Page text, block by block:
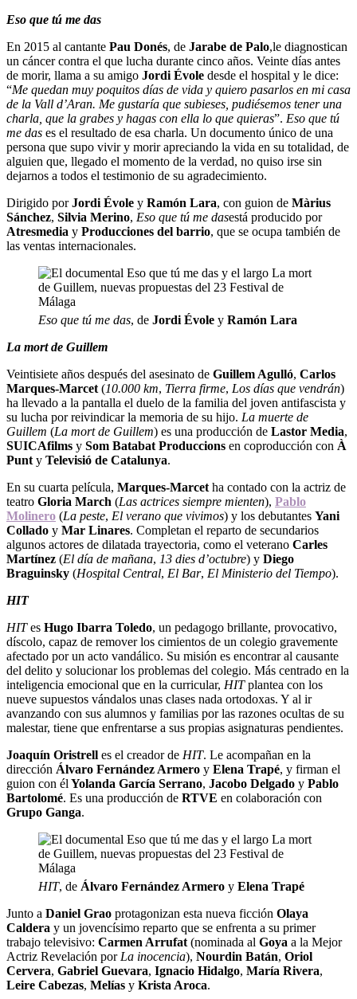
Eso que tú me das
En 2015 al cantante Pau Donés, de Jarabe de Palo,le diagnostican
un cáncer contra el que lucha durante cinco años. Veinte días antes
de morir, llama a su amigo Jordi Évole desde el hospital y le dice:
“Me quedan muy poquitos días de vida y quiero pasarlos en mi casa
de la Vall d’Aran. Me gustaría que subieses, pudiésemos tener una
charla, que la grabes y hagas con ella lo que quieras”. Eso que tú
me das es el resultado de esa charla. Un documento único de una
persona que supo vivir y morir apreciando la vida en su totalidad, de
alguien que, llegado el momento de la verdad, no quiso irse sin
dejarnos a todos el testimonio de su agradecimiento.
Dirigido porJordi Évole y Ramón Lara, con guion de Màrius
Sánchez, Silvia Merino, Eso que tú me dasestá producido por
Atresmedia y Producciones del barrio, que se ocupa también de
las ventas internacionales.
Eso que tú me das, de Jordi Évole y Ramón Lara
La mort de Guillem
Veintisiete años después del asesinato de Guillem Agulló, Carlos
Marques-Marcet (10.000 km, Tierra firme, Los días que vendrán)
ha llevado a la pantalla el duelo de la familia del joven antifascista y
su lucha por reivindicar la memoria de su hijo. La muerte de
Guillem (La mort de Guillem) es una producción de Lastor Media,
SUICAfilms y Som Batabat Produccions en coproducción con À
Punt y Televisió de Catalunya.
En su cuarta película, Marques-Marcet ha contado con la actriz de
teatro Gloria March (Las actrices siempre mienten), Pablo
Molinero (La peste, El verano que vivimos) y los debutantes Yani
Collado y Mar Linares. Completan el reparto de secundarios
algunos actores de dilatada trayectoria, como el veterano Carles
Martínez (El día de mañana, 13 dies d’octubre) y Diego
Braguinsky (Hospital Central, El Bar, El Ministerio del Tiempo).
HIT
HITes Hugo Ibarra Toledo, un pedagogo brillante, provocativo,
díscolo, capaz de remover los cimientos de un colegio gravemente
afectado por un acto vandálico. Su misión es encontrar al causante
del delito y solucionar los problemas del colegio. Más centrado en la
inteligencia emocional que en la curricular, HITplantea con los
nueve supuestos vándalos unas clases nada ortodoxas. Y al ir
avanzando con sus alumnos y familias por las razones ocultas de su
malestar, tiene que enfrentarse a sus propias asignaturas pendientes.
Joaquín Oristrell es el creador de HIT. Le acompañan en la
dirección Álvaro Fernández Armero y Elena Trapé, y firman el
guion con él Yolanda García Serrano, Jacobo Delgado y Pablo
Bartolomé. Es una producción de RTVE en colaboración con
Grupo Ganga.
HIT, de Álvaro Fernández Armero y Elena Trapé
Junto a Daniel Grao protagonizan esta nueva ficción Olaya
Caldera y un jovencísimo reparto que se enfrenta a su primer
trabajo televisivo: Carmen Arrufat (nominada al Goya a la Mejor
Actriz Revelación por La inocencia), Nourdin Batán, Oriol
Cervera, Gabriel Guevara, Ignacio Hidalgo, María Rivera,
Leire Cabezas, Melías y Krista Aroca.